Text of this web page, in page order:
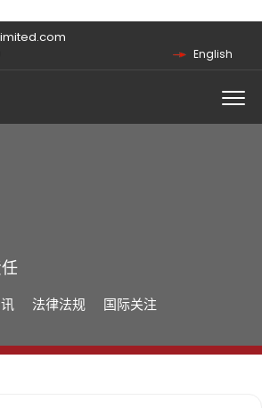
English
法律法规
国际关注